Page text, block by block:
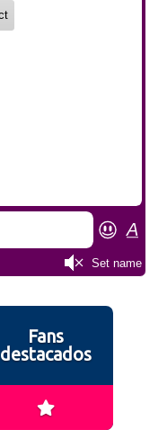
Fans
destacados